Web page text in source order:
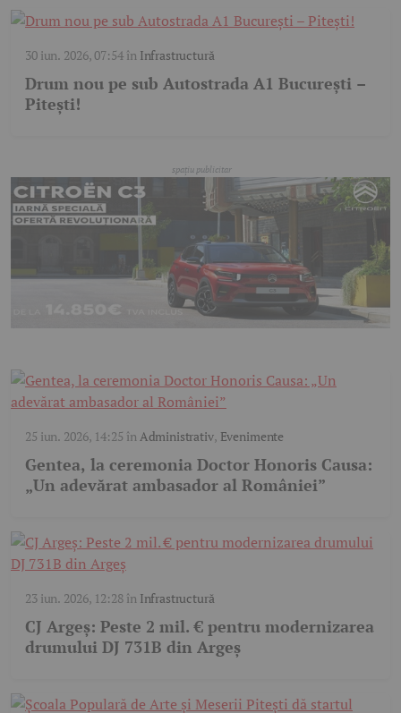
30 iun. 2026, 07:54în Infrastructură
Drum nou pe sub Autostrada A1 București –
Pitești!
25 iun. 2026, 14:25 înAdministrativ, Evenimente
Gentea, la ceremonia Doctor Honoris Causa:
„Un adevărat ambasador al României”
23 iun. 2026, 12:28în Infrastructură
CJ Argeș: Peste 2 mil. € pentru modernizarea
drumului DJ 731B din Argeș